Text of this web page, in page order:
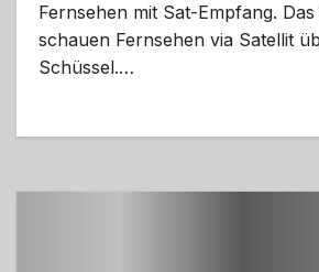
Fernsehen mit Sat-Empfang.
schauen Fernsehen via Satellit
Schüssel.…